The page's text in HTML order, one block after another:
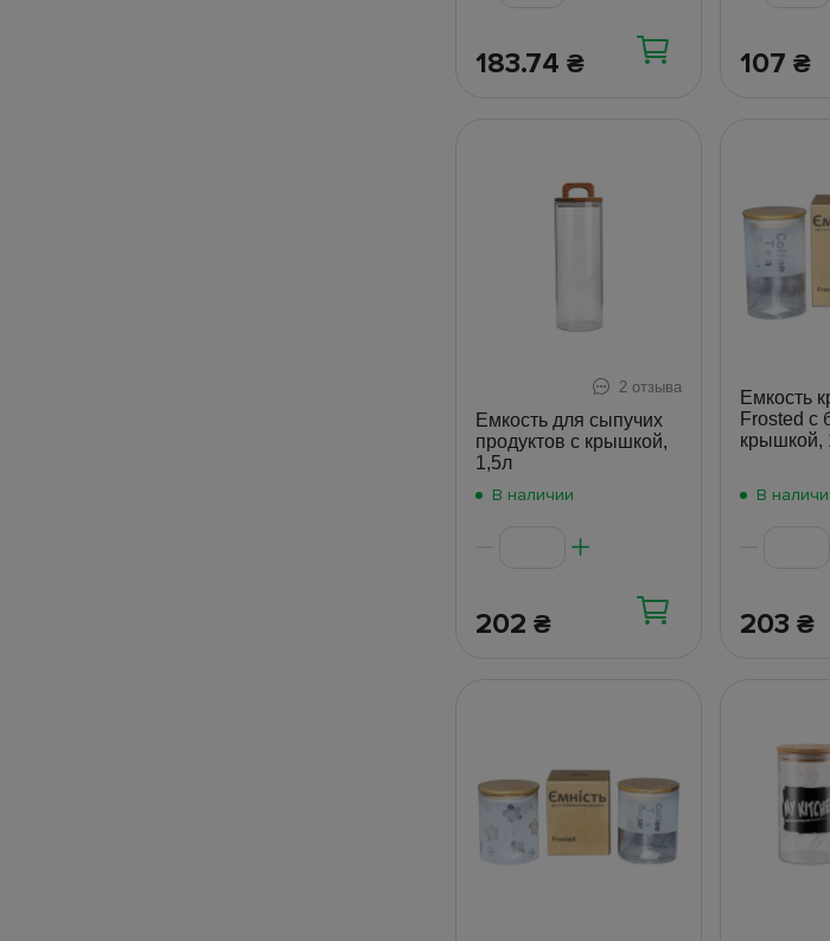
183.74 ₴ 107 ₴
2 отзыва
Емкость для сыпучих
продуктов с крышкой,
1,5л
В наличии
202 ₴
Емкость
Frosted с
крышкой,
В
203 ₴